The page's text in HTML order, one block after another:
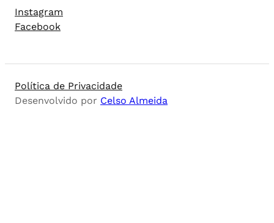
Instagram
Facebook
Política de Privacidade
Desenvolvido por Celso Almeida